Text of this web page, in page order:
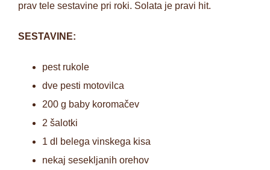
prav tele sestavine pri roki. Solata je pravi hit.
SESTAVINE:
pest rukole
dve pesti motovilca
200 g baby koromačev
2 šalotki
1 dl belega vinskega kisa
nekaj sesekljanih orehov